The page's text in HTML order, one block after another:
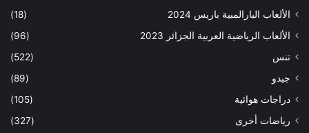
الألعاب البارالمبية باريس 2024
(18)
الألعاب الرياضية العربية الجزائر 2023
(96)
تنس
(522)
جيدو
(89)
دراجات هوائية
(105)
رياضات أخرى
(327)